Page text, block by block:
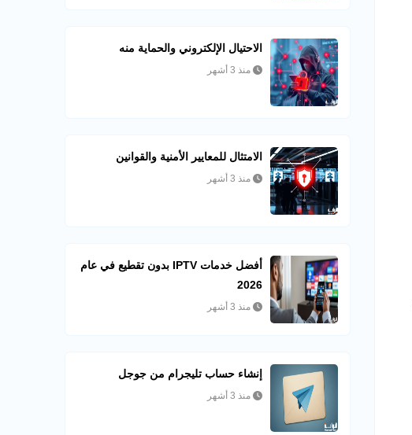
الاحتيال الإلكتروني والحماية منه
منذ 3 أشهر
الامتثال للمعايير الأمنية والقوانين
منذ 3 أشهر
أفضل خدمات IPTV بدون تقطيع في عام
2026
منذ 3 أشهر
إنشاء حساب تليجرام من جوجل
منذ 3 أشهر